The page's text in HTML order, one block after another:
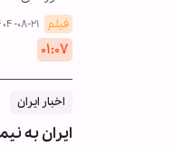
فیلم ۱۴۰۴-۰۸-۲۱
۰۱:۰۷
اخبار ایران
ایران به